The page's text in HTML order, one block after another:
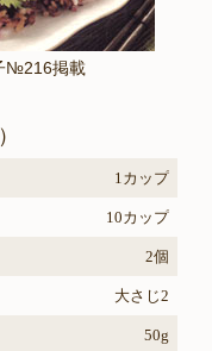
№216掲載
1カップ
10カップ
2個
大さじ2
50g